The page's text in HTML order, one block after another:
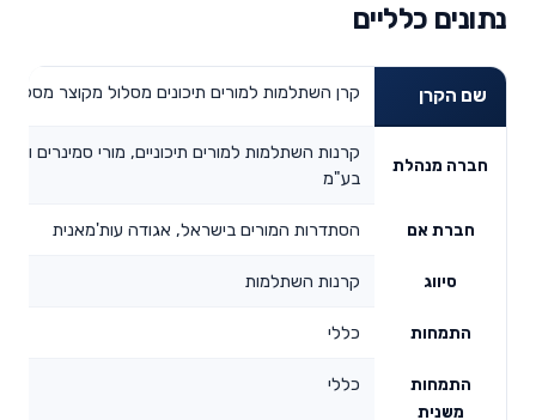
נתונים כלליים
שם הקרן קרן השתלמות למורים תיכונים מסלול מקוצר מסלול
חברה מנהלת
קרנות השתלמות למורים תיכוניים, מורי סמינרים
בע"מ
חברת אם הסתדרות המורים בישראל, אגודה עות'מאנית
סיווג קרנות השתלמות
התמחות כללי
התמחות
משנית
כללי